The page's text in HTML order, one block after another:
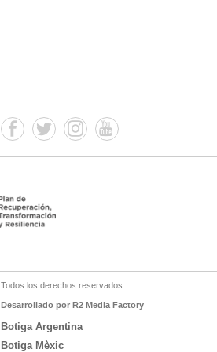
Todos los derechos reservados.
Desarrollado por R2 Media Factory
Botiga Argentina
Botiga Mèxic